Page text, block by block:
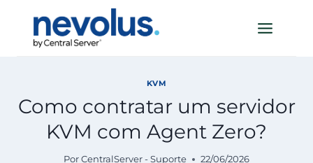
KVM
Como contratar um servidor
KVM com Agent Zero?
Por CentralServer - Suporte 22/06/2026